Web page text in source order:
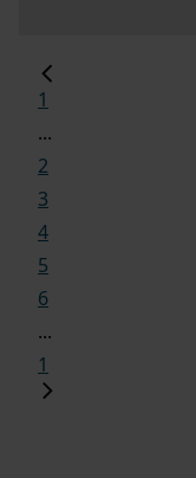
1
...
2
3
4
5
6
...
1